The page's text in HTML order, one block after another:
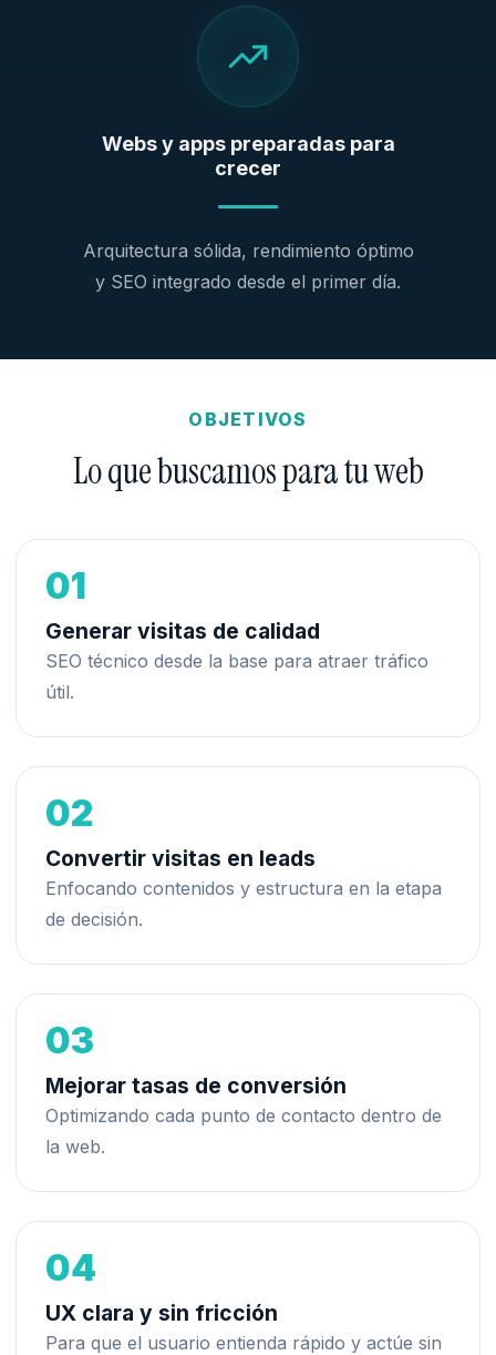
Webs y apps preparadas para
crecer
Arquitectura sólida, rendimiento óptimo
y SEO integrado desde el primer día.
OBJETIVOS
Lo que buscamos para tu web
01
Generar visitas de calidad
SEO técnico desde la base para atraer tráfico
útil.
02
Convertir visitas en leads
Enfocando contenidos y estructura en la etapa
de decisión.
03
Mejorar tasas de conversión
Optimizando cada punto de contacto dentro de
la web.
04
UX clara y sin fricción
Para que el usuario entienda rápido y actúe sin